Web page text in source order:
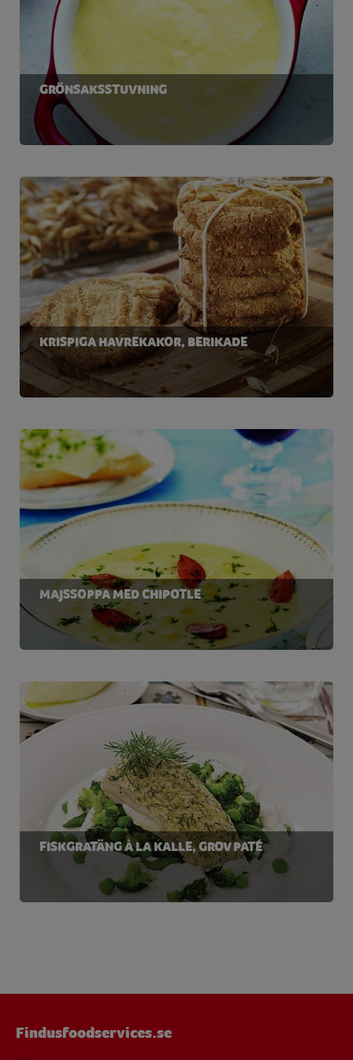
*% av RI
Referensintag
för en
genomsnittlig
vuxen
GRÖNSAKSSTUVNING
KRISPIGA HAVREKAKOR, BERIKADE
MAJSSOPPA MED CHIPOTLE
FISKGRATÄNG À LA KALLE, GROV PATÉ
Findusfoodservices.se